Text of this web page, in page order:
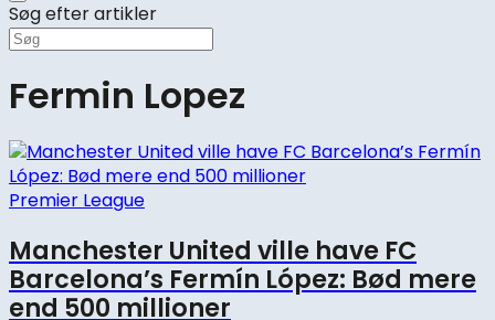
Søg efter artikler
Fermin Lopez
Premier League
Manchester United ville have FC
Barcelona’s Fermín López: Bød mere
end 500 millioner